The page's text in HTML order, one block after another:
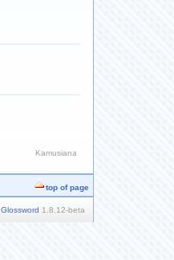
Kamusiana
top of page
Glossword 1.8.12-beta